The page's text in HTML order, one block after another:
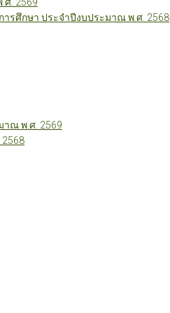
รศึกษา ประจำปีงบประมาณ พ.ศ. 2568
ณ พ.ศ. 2569